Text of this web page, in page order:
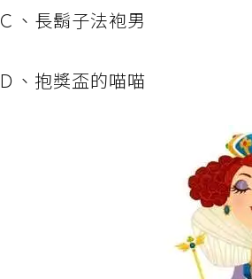
Ｃ、長鬍子法袍男
Ｄ、抱獎盃的喵喵